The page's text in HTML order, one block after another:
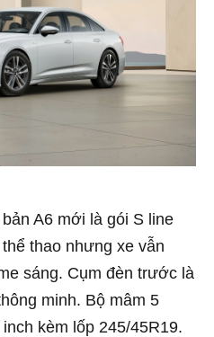
A6 mới là gói S line
thao nhưng xe vẫn
sáng. Cụm đèn trước là
minh. Bộ mâm 5
kèm lốp 245/45R19.